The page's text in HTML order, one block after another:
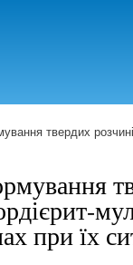
твердих
при їх